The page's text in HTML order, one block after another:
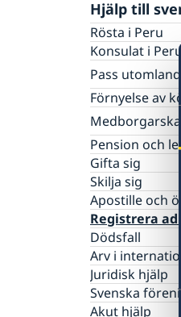
Hjälp till
Rösta i Peru
Konsulat i Peru
Pass utomlands
Provisoriskt
Förnyelse av
Medborgarskap
Registrering
Anmälan om
Förlora eller
Pension och
Gifta sig
Skilja sig
Apostille och
Registrera
Dödsfall
Arv i
Juridisk hjälp
Svenska
Akut hjälp